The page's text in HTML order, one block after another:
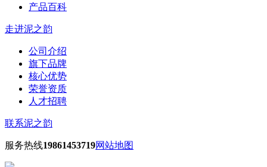
产品百科
走进泥之韵
公司介绍
旗下品牌
核心优势
荣誉资质
人才招聘
联系泥之韵
服务热线19861453719网站地图